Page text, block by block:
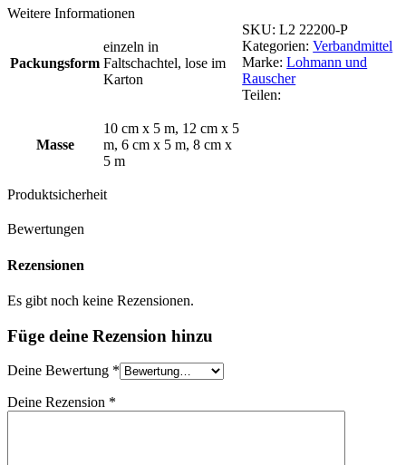
Lohmann
&
Rauscher
Menge
SKU:L2 22200-P
Kategorien:Verbandmittel
Marke:Lohmann und
Rauscher
Teilen:
Weitere Informationen
Packungsform
einzeln in
Faltschachtel, lose im
Karton
Masse
10 cm x 5 m, 12 cm x 5
m, 6 cm x 5 m, 8 cm x
5 m
Produktsicherheit
Bewertungen
Rezensionen
Es gibt noch keine Rezensionen.
Füge deine Rezension hinzu
Deine Bewertung *
Deine Rezension *